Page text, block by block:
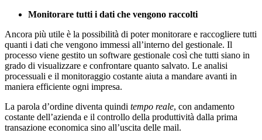
Monitorare tutti i dati che vengono raccolti
Ancora più utile è la possibilità di poter monitorare e raccogliere tutti
quanti i dati che vengono immessi all’interno del gestionale. Il
processo viene gestito un software gestionale così che tutti siano in
grado di visualizzare e confrontare quanto salvato. Le analisi
processuali e il monitoraggio costante aiuta a mandare avanti in
maniera efficiente ogni impresa.
La parola d’ordine diventa quindi tempo reale, con andamento
costante dell’azienda e il controllo della produttività dalla prima
transazione economica sino all’uscita delle mail.